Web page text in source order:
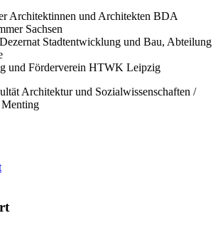
Architektinnen und Architekten BDA
Sachsen
Stadtentwicklung und Bau, Abteilung
und Förderverein HTWK Leipzig
Architektur und Sozialwissenschaften /